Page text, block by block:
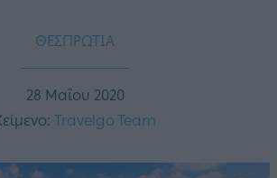
ΘΕΣΠΡΩΤΙΑ
28 Μαΐου 2020
Travelgo Team